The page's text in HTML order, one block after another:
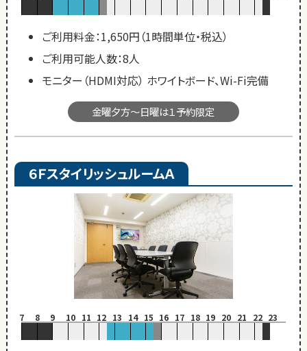
ご利用料金：1,650円（1時間単位・税込）
ご利用可能人数：8人
モニター（HDMI対応） ホワイトボード、Wi-Fi完備
金曜夕方～日曜は１予約限定
６ＦスタイリッシュルームＡ
7 8 9 10 11 12 13 14 15 16 17 18 19 20 21 22 23